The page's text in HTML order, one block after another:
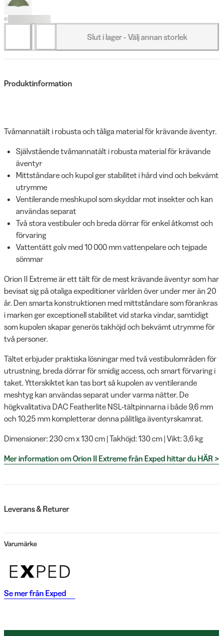
Slut i lager - Välj annan storlek
Produktinformation
Tvåmannatält i robusta och tåliga material för krävande äventyr.
Självstående tvåmannatält i robusta material för krävande
äventyr
Mittståndare och kupol ger stabilitet i hård vind och bekvämt
utrymme
Ventilerande meshkupol som skyddar mot insekter och kan
användas separat
Två stora vestibuler och breda dörrar för enkel åtkomst och
förvaring
Vattentätt golv med 10 000 mm vattenpelare och tejpade
sömmar
Orion II Extreme är ett tält för de mest krävande äventyr som har
bevisat sig på otaliga expeditioner världen över under mer än 20
år. Den smarta konstruktionen med mittståndare som förankras
i marken ger exceptionell stabilitet vid starka vindar, samtidigt
som kupolen skapar generös takhöjd och bekvämt utrymme för
två personer.
Tältet erbjuder praktiska lösningar med två vestibulområden för
utrustning, breda dörrar för smidig access, och smart förvaring i
taket. Ytterskiktet kan tas bort så kupolen av ventilerande
meshtyg kan användas separat under varma nätter. De
högkvalitativa DAC Featherlite NSL-tältpinnarna i både 9,6 mm
och 10,25 mm kompletterar denna pålitliga äventyrskamrat.
Dimensioner: 230 cm x 130 cm | Takhöjd: 130 cm | Vikt: 3,6 kg
Mer information om Orion II Extreme från Exped hittar du HÄR >
Leverans & Returer
Varumärke
Se mer från Exped